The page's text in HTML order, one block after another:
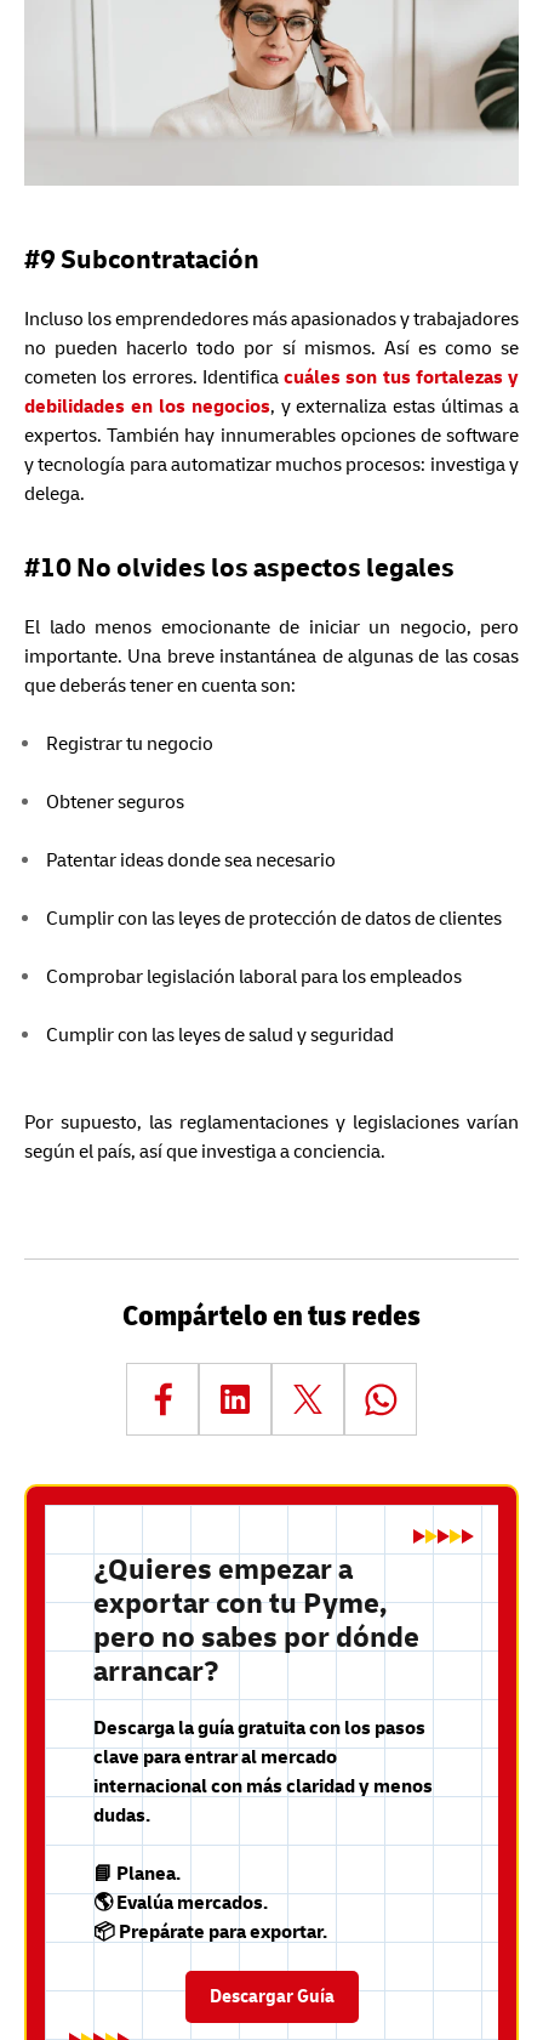
#9 Subcontratación
Incluso los emprendedores más apasionados y trabajadores
no pueden hacerlo todo por sí mismos. Así es como se
cometen los errores. Identifica cuáles son tus fortalezas y
debilidades en los negocios, y externaliza estas últimas a
expertos. También hay innumerables opciones de software
y tecnología para automatizar muchos procesos: investiga y
delega.
#10 No olvides los aspectos legales
El lado menos emocionante de iniciar un negocio, pero
importante. Una breve instantánea de algunas de las cosas
que deberás tener en cuenta son:
Registrar tu negocio
Obtener seguros
Patentar ideas donde sea necesario
Cumplir con las leyes de protección de datos de clientes
Comprobar legislación laboral para los empleados
Cumplir con las leyes de salud y seguridad
Por supuesto, las reglamentaciones y legislaciones varían
según el país, así que investiga a conciencia.
Compártelo en tus redes
¿Quieres empezar a
exportar con tu Pyme,
pero no sabes por dónde
arrancar?
Descarga la guía gratuita con los pasos
clave para entrar al mercado
internacional con más claridad y menos
dudas.
📘 Planea.
🌎 Evalúa mercados.
📦 Prepárate para exportar.
Descargar Guía